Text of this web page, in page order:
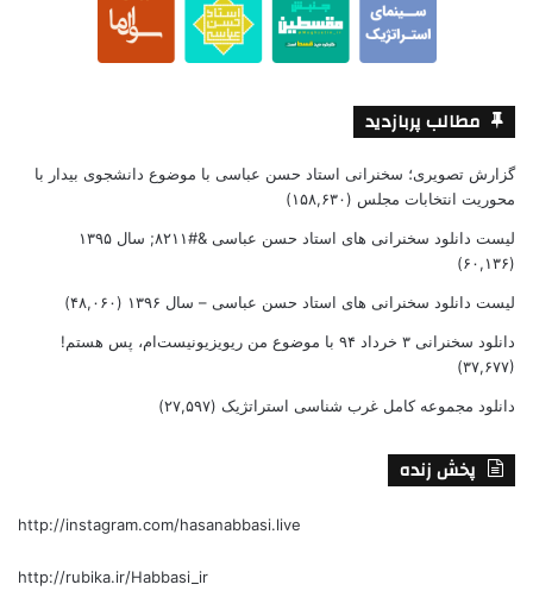
مطالب پربازدید
گزارش تصویری؛ سخنرانی استاد حسن عباسی با موضوع دانشجوی بیدار با
محوریت انتخابات مجلس (۱۵۸,۶۳۰)
لیست دانلود سخنرانی های استاد حسن عباسی &#۸۲۱۱; سال ۱۳۹۵
(۶۰,۱۳۶)
لیست دانلود سخنرانی های استاد حسن عباسی – سال ۱۳۹۶ (۴۸,۰۶۰)
دانلود سخنرانی ۳ خرداد ۹۴ با موضوع من ریویزیونیست‌ام، پس هستم!
(۳۷,۶۷۷)
دانلود مجموعه کامل غرب شناسی استراتژیک (۲۷,۵۹۷)
پخش زنده
http://instagram.com/hasanabbasi.live
http://rubika.ir/Habbasi_ir